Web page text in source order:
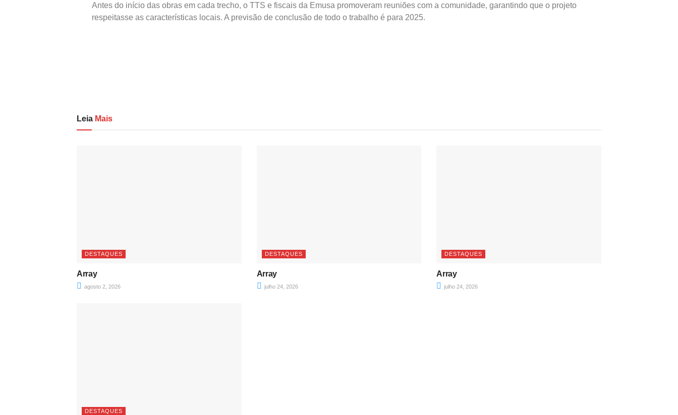
Antes do início das obras em cada trecho, o TTS e fiscais da Emusa promoveram reuniões com a comunidade, garantindo que o projeto
respeitasse as características locais. A previsão de conclusão de todo o trabalho é para 2025.
Leia Mais
DESTAQUES
Array
agosto 2, 2026
DESTAQUES
Array
julho 24, 2026
DESTAQUES
Array
julho 24, 2026
DESTAQUES